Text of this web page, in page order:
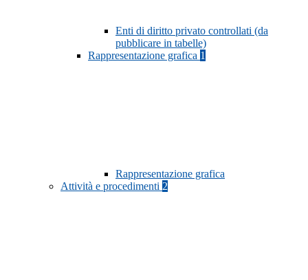
Enti di diritto privato controllati (da
pubblicare in tabelle)
Rappresentazione grafica 1
Rappresentazione grafica
Attività e procedimenti 2